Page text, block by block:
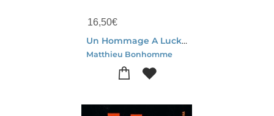
16,50€
Un Hommage A Lucky Luke : La Longue Marche De Lucky Luke
Matthieu Bonhomme